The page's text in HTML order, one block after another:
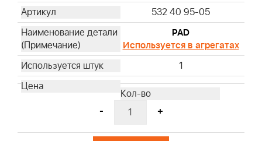
532 40 95-05
PAD
Используется в агрегатах
1
- +